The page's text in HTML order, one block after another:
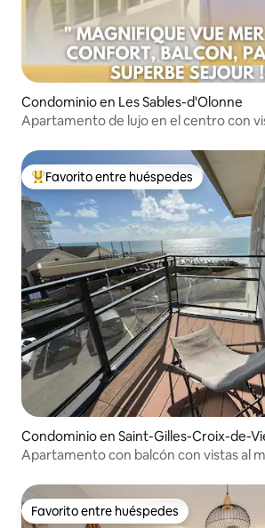
Condominio en Les Sables-d'Olonne
Apartamento de lujo en el centro con
De los mejores en Favorito entre
Favorito entre huéspedes
Condominio en Saint-Gilles-Croix-de-
Apartamento con balcón con vistas al
Favorito entre huéspedes
Favorito entre huéspedes